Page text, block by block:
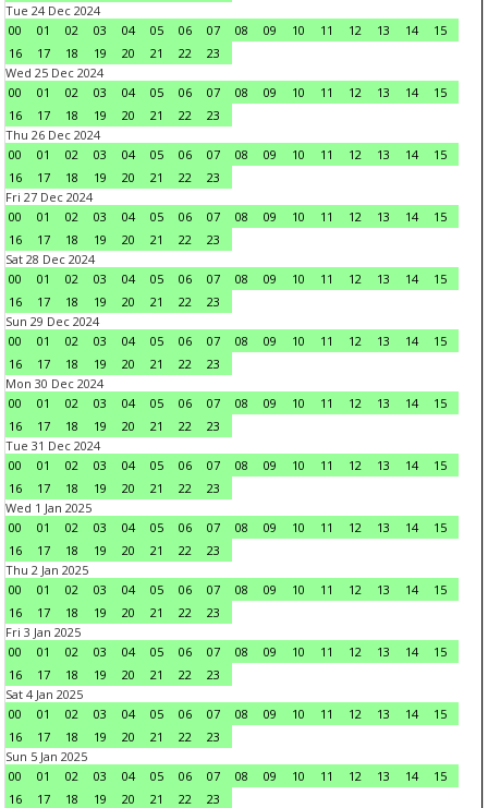
Tue 24 Dec 2024
00
01 02 03 04 05 06 07 08 09 10 11 12 13 14
15
16
17 18 19 20 21 22
23
Wed 25 Dec 2024
00
01 02 03 04 05 06 07 08 09 10 11 12 13 14
15
16
17 18 19 20 21 22
23
Thu 26 Dec 2024
00
01 02 03 04 05 06 07 08 09 10 11 12 13 14
15
16
17 18 19 20 21 22
23
Fri 27 Dec 2024
00
01 02 03 04 05 06 07 08 09 10 11 12 13 14
15
16
17 18 19 20 21 22
23
Sat 28 Dec 2024
00
01 02 03 04 05 06 07 08 09 10 11 12 13 14
15
16
17 18 19 20 21 22
23
Sun 29 Dec 2024
00
01 02 03 04 05 06 07 08 09 10 11 12 13 14
15
16
17 18 19 20 21 22
23
Mon 30 Dec 2024
00
01 02 03 04 05 06 07 08 09 10 11 12 13 14
15
16
17 18 19 20 21 22
23
Tue 31 Dec 2024
00
01 02 03 04 05 06 07 08 09 10 11 12 13 14
15
16
17 18 19 20 21 22
23
Wed 1 Jan 2025
00
01 02 03 04 05 06 07 08 09 10 11 12 13 14
15
16
17 18 19 20 21 22
23
Thu 2 Jan 2025
00
01 02 03 04 05 06 07 08 09 10 11 12 13 14
15
16
17 18 19 20 21 22
23
Fri 3 Jan 2025
00
01 02 03 04 05 06 07 08 09 10 11 12 13 14
15
16
17 18 19 20 21 22
23
Sat 4 Jan 2025
00
01 02 03 04 05 06 07 08 09 10 11 12 13 14
15
16
17 18 19 20 21 22
23
Sun 5 Jan 2025
00
01 02 03 04 05 06 07 08 09 10 11 12 13 14
15
16
17 18 19 20 21 22
23